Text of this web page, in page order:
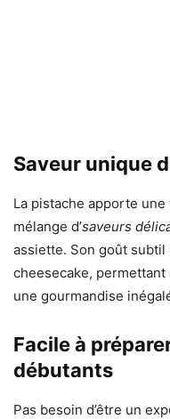
Saveur unique
La pistache apporte
mélange d’saveurs
assiette. Son goût
cheesecake,
une gourmandise
Facile à
débutants
Pas besoin d’être un